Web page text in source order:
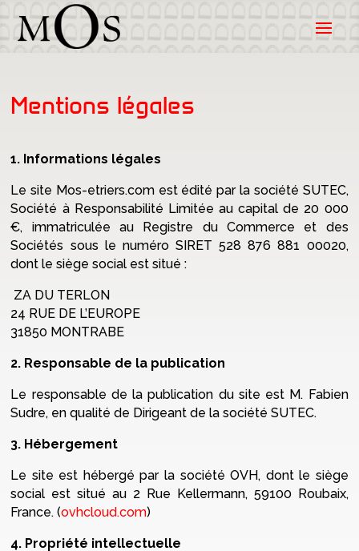
Mentions légales
1. Informations légales
Le site Mos-etriers.com est édité par la société SUTEC,
Société à Responsabilité Limitée au capital de 20 000
€, immatriculée au Registre du Commerce et des
Sociétés sous le numéro SIRET 528 876 881 00020,
dont le siège social est situé :
ZA DU TERLON
24 RUE DE L’EUROPE
31850 MONTRABE
2. Responsable de la publication
Le responsable de la publication du site est M. Fabien
Sudre, en qualité de Dirigeant de la société SUTEC.
3. Hébergement
Le site est hébergé par la société OVH, dont le siège
social est situé au 2 Rue Kellermann, 59100 Roubaix,
France. (ovhcloud.com)
4. Propriété intellectuelle